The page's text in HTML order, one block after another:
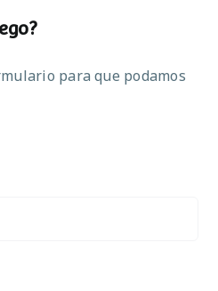
para que podamos